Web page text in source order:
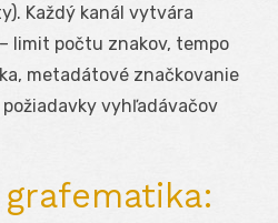
Každý kanál vytvára
limit počtu znakov, tempo
metadátové značkovanie
vyhľadávačov